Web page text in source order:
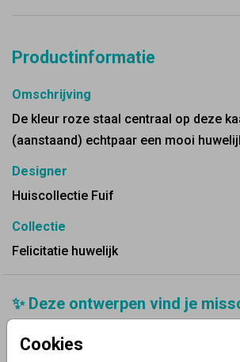
Cookies
Productinformatie
Omschrijving
De kleur roze staal centraal op deze
(aanstaand) echtpaar een mooi
Designer
Huiscollectie Fuif
Collectie
Felicitatie huwelijk
✨ Deze ontwerpen vind je